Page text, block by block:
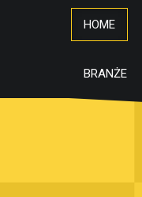
HOME
BRANŻE